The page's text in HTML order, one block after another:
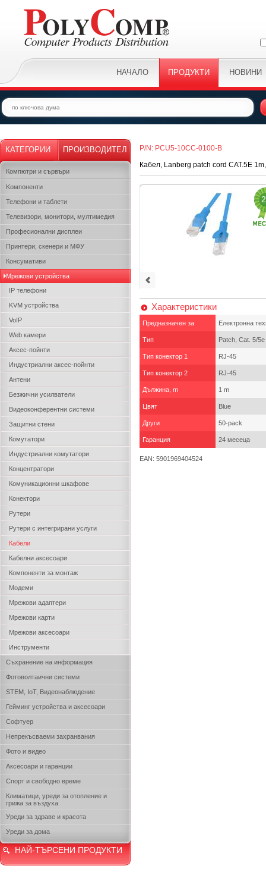
НАЧАЛО ПРОДУКТИ НОВИНИ
КАТЕГОРИИ ПРОИЗВОДИТЕЛ
Компютри и сървъри
Kомпоненти
Телефони и таблети
Телевизори, монитори, мултимедия
Професионални дисплеи
Принтери, скенери и МФУ
Консумативи
Мрежови устройства
IP телефони
KVM устройства
VoIP
Web камери
Аксес-пойнти
Индустриални аксес-пойнти
Антени
Безжични усилватели
Видеоконферентни системи
Защитни стени
Комутатори
Индустриални комутатори
Концентратори
Комуникационни шкафове
Конектори
Рутери
Рутери с интегрирани услуги
Кабели
Кабелни аксесоари
Компоненти за монтаж
Модеми
Мрежови адаптери
Мрежови карти
Мрежови аксесоари
Инструменти
Съхранение на информация
Фотоволтаични системи
STEM, IoT, Видеонаблюдение
Гейминг устройства и аксесоари
Софтуер
Непрекъсваеми захранвания
Фото и видео
Аксесоари и гаранции
Спорт и свободно време
Климатици, уреди за отопление и
грижа за въздуха
Уреди за здраве и красота
Уреди за дома
НАЙ-ТЪРСЕНИ ПРОДУКТИ
P/N: PCU5-10CC-0100-B
Кабел, Lanberg patch cord CAT.5E
Характеристики
Предназначен за Електронна
Тип Patch, Cat. 5/5e
Тип конектор 1 RJ-45
Тип конектор 2 RJ-45
Дължина, m 1 m
Цвят Blue
Други 50-pack
Гаранция 24 месеца
EAN: 5901969404524